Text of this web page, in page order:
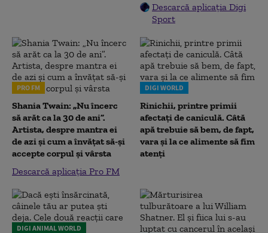
Descarcă aplicația Digi
Sport
PRO FM
Shania Twain: „Nu încerc
să arăt ca la 30 de ani”.
Artista, despre mantra ei
de azi și cum a învățat să-și
accepte corpul și vârsta
Descarcă aplicația Pro FM
DIGI WORLD
Rinichii, printre primii
afectați de caniculă. Câtă
apă trebuie să bem, de fapt,
vara și la ce alimente să fim
atenți
DIGI ANIMAL WORLD